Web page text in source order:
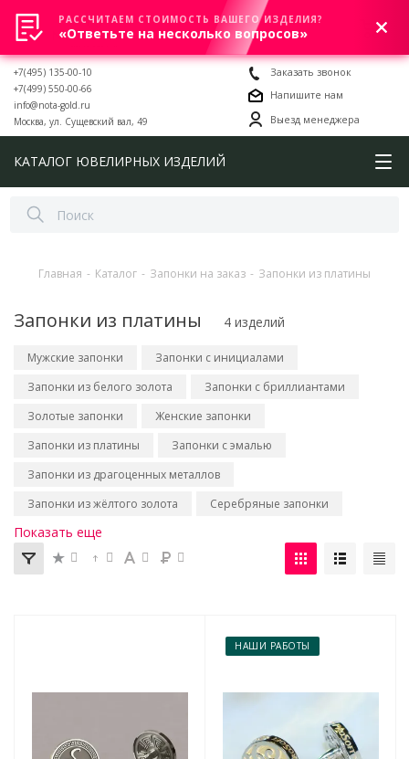
0
+7(495) 135-00-10
+7(499) 550-00-66
info@nota-gold.ru
Москва, ул. Сущевский вал, 49
Заказать звонок
Напишите нам
Выезд менеджера
КАТАЛОГ ЮВЕЛИРНЫХ ИЗДЕЛИЙ
Главная - Каталог - Запонки на заказ - Запонки из платины
Запонки из платины 4 изделий
Мужские запонки
Запонки с инициалами
Запонки из белого золота
Запонки с бриллиантами
Золотые запонки
Женские запонки
Запонки из платины
Запонки с эмалью
Запонки из драгоценных металлов
Запонки из жёлтого золота
Серебряные запонки
Показать еще
НАШИ РАБОТЫ
РАССЧИТАЕМ СТОИМОСТЬ ВАШЕГО ИЗДЕЛИЯ?
«Ответьте на несколько вопросов»